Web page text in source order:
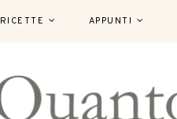
RICETTE APPUNTI